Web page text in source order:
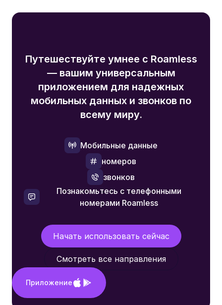
Путешествуйте умнее с Roamless
— вашим универсальным
приложением для надежных
мобильных данных и звонков по
всему миру.
Мобильные данные
номеров
звонков
Познакомьтесь с телефонными
номерами Roamless
Начать использовать сейчас
Смотреть все направления
Приложение